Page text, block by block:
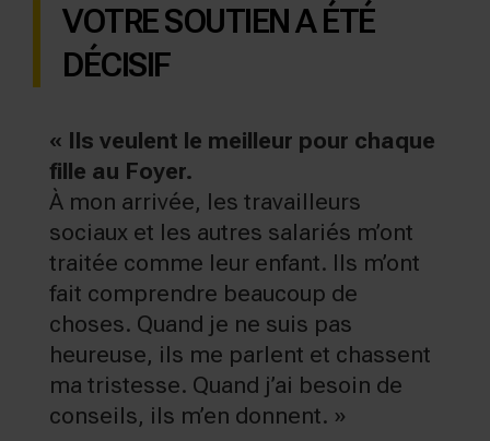
VOTRE SOUTIEN A ÉTÉ
DÉCISIF
« Ils veulent le meilleur pour chaque
fille au Foyer.
À mon arrivée, les travailleurs
sociaux et les autres salariés m’ont
traitée comme leur enfant. Ils m’ont
fait comprendre beaucoup de
choses. Quand je ne suis pas
heureuse, ils me parlent et chassent
ma tristesse. Quand j’ai besoin de
conseils, ils m’en donnent. »